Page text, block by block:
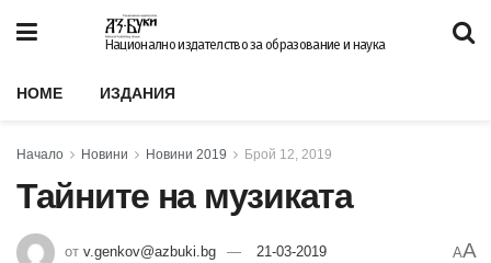
Национално издателство за образование и наука
HOME ИЗДАНИЯ
Начало Новини Новини 2019 Брой 12, 2019
Тайните на музиката
от v.genkov@azbuki.bg 21-03-2019 AA